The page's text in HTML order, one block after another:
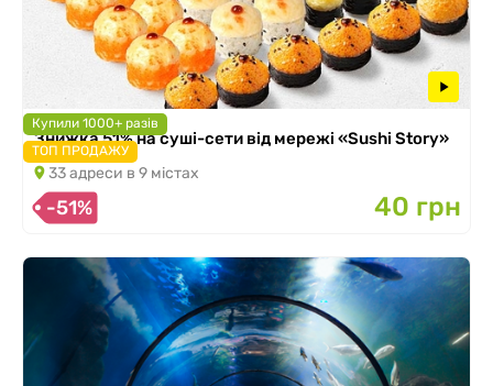
Купили 1000+ разів
ТОП ПРОДАЖУ
Знижка 51% на суші-сети від мережі «Sushi Story»
33 адреси в 9 містах
-51% 40 грн